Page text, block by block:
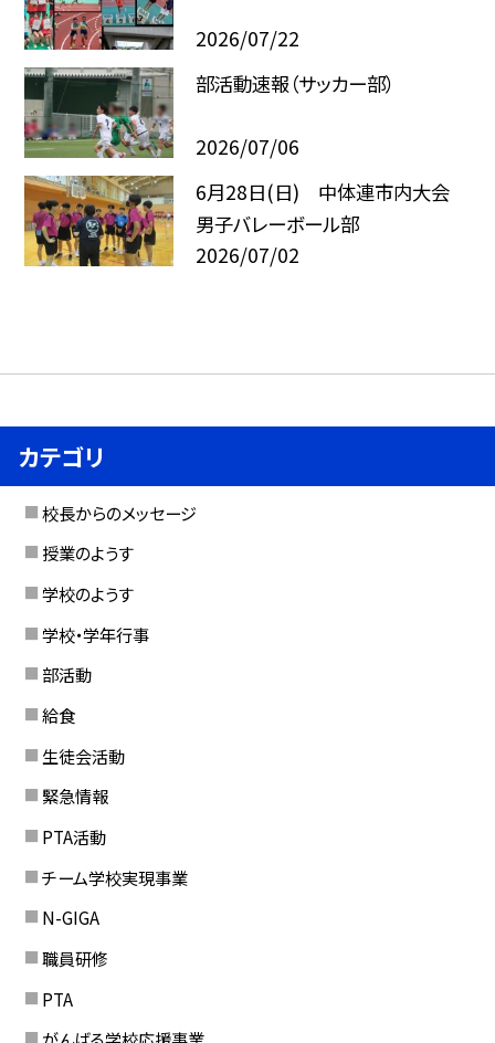
2026/07/22
部活動速報（サッカー部）
2026/07/06
6月28日(日) 中体連市内大会
男子バレーボール部
2026/07/02
カテゴリ
校長からのメッセージ
授業のようす
学校のようす
学校・学年行事
部活動
給食
生徒会活動
緊急情報
PTA活動
チーム学校実現事業
N-GIGA
職員研修
PTA